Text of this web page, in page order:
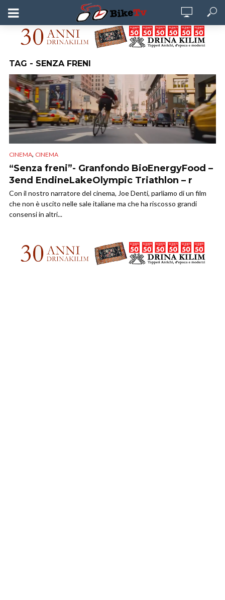
TAG - SENZA FRENI
CINEMA, CINEMA
“Senza freni”- Granfondo BioEnergyFood –
3end EndineLakeOlympic Triathlon – r
Con il nostro narratore del cinema, Joe Denti, parliamo di un film
che non è uscito nelle sale italiane ma che ha riscosso grandi
consensi in altri...